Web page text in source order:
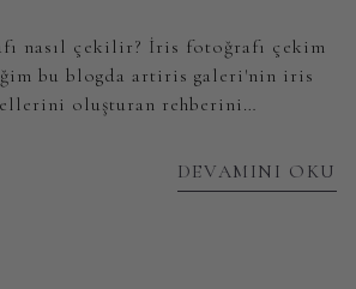
nasıl çekilir? İris fotoğrafı çekim
bu blogda artiris galeri'nin iris
oluşturan rehberini
DEVAMINI OKU